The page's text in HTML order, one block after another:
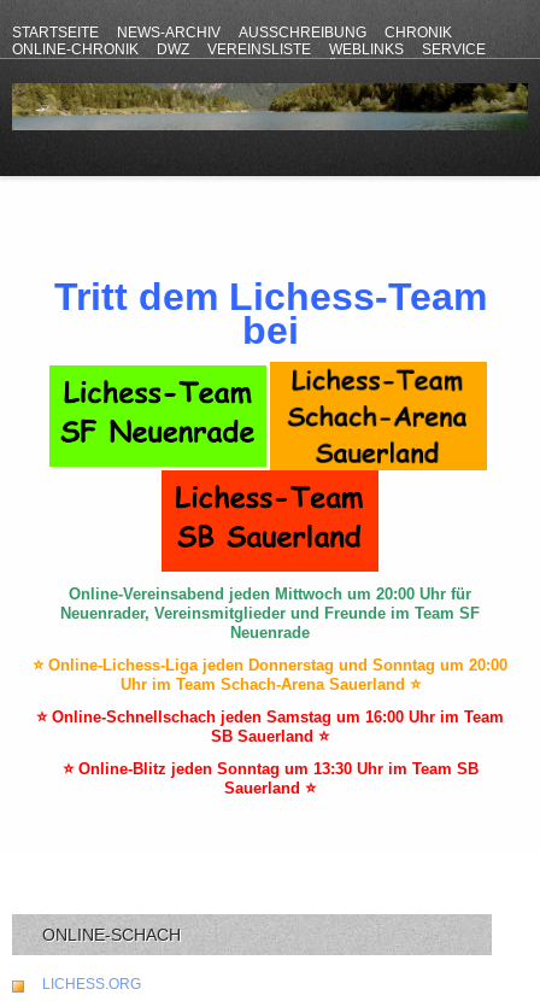
STARTSEITE NEWS-ARCHIV AUSSCHREIBUNG
CHRONIK
ONLINE-CHRONIK
DWZ VEREINSLISTE WEBLINKS
SERVICE
Tritt dem Lichess-Team
bei
Online-Vereinsabend jeden Mittwoch um 20:00 Uhr für
Neuenrader, Vereinsmitglieder und Freunde im Team SF
Neuenrade
⭐ Online-Lichess-Liga jeden Donnerstag und Sonntag um 20:00
Uhr im Team Schach-Arena Sauerland ⭐
⭐ Online-Schnellschach jeden Samstag um 16:00 Uhr im Team
SB Sauerland ⭐
⭐ Online-Blitz jeden Sonntag um 13:30 Uhr im Team SB
Sauerland ⭐
ONLINE-SCHACH
LICHESS.ORG